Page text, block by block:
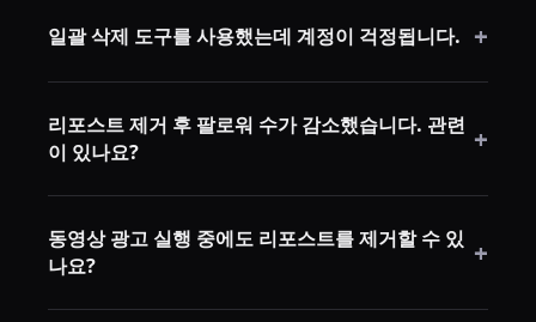
리포스트 기록이나 수와는 관련이 없습니다.
일괄 삭제 도구를 사용했는데 계정이 걱정됩니다. +
수동 작업과 동일한 계정 동작을 사용합니다——자동화
되었을 뿐입니다. 비밀번호를 요구하지 않는 도구라면
리포스트 제거 후 팔로워 수가 감소했습니다. 관련
이 있나요?
+
(비활성 계정 정리, 사용자 언팔로우 등) 리포스트 제거
와는 완전히 무관합니다.
동영상 광고 실행 중에도 리포스트를 제거할 수 있
나요?
+